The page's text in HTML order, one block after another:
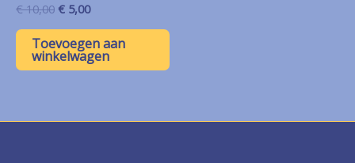
€10,00 Oorspronkelijke
was:
€ 10,00.
€ 5,00Huidige
is:
€ 5,00.
Toevoegen aan
winkelwagen